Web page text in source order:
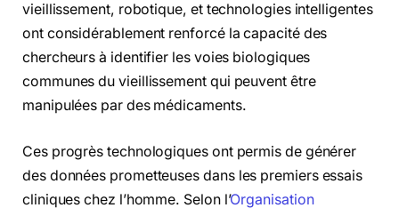
vieillissement, robotique, et technologies intelligentes
ont considérablement renforcé la capacité des
chercheurs à identifier les voies biologiques
communes du vieillissement qui peuvent être
manipulées par des médicaments.
Ces progrès technologiques ont permis de générer
des données prometteuses dans les premiers essais
cliniques chez l’homme. Selon l’Organisation